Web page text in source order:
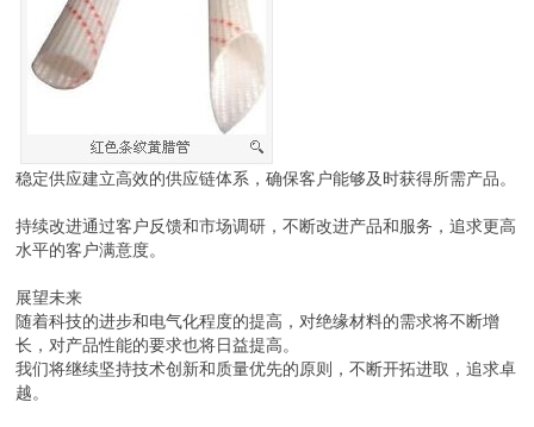
稳定供应建立高效的供应链体系，确保客户能够及时获得所需产品。
持续改进通过客户反馈和市场调研，不断改进产品和服务，追求更高
水平的客户满意度。
展望未来
随着科技的进步和电气化程度的提高，对绝缘材料的需求将不断增
长，对产品性能的要求也将日益提高。
我们将继续坚持技术创新和质量优先的原则，不断开拓进取，追求卓
越。